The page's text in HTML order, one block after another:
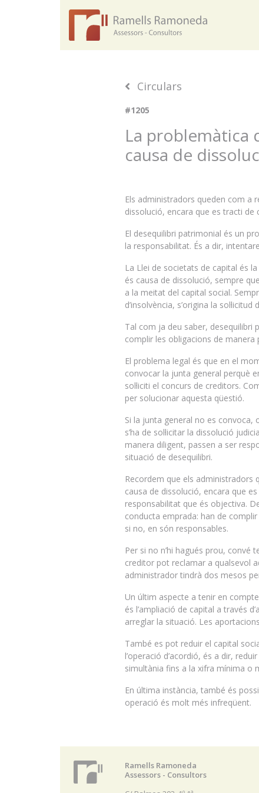
Circulars
#1205
La problemàtica
causa de
Els administradors queden com a
dissolució, encara que es tracti de
El desequilibri patrimonial és un
la responsabilitat. És a dir,
La Llei de societats de capital és
és causa de dissolució, sempre
a la meitat del capital social.
d’insolvència, s’origina la
Tal com ja deu saber, desequilibri
complir les obligacions de manera
El problema legal és que en el
convocar la junta general perquè
sol·liciti el concurs de creditors.
per solucionar aquesta qüestió.
Si la junta general no es convoca,
s’ha de sol·licitar la dissolució
manera diligent, passen a ser
situació de desequilibri.
Recordem que els
causa de dissolució, encara que
responsabilitat que és objectiva.
conducta emprada: han de
si no, en són responsables.
Per si no n’hi hagués prou, convé
creditor pot reclamar a qualsevol
administrador tindrà dos mesos
Un últim aspecte a tenir en
és l’ampliació de capital a través
arreglar la situació. Les
També es pot reduir el capital
l’operació d’acordió, és a dir,
simultània fins a la xifra mínima o
En última instància, també és
operació és molt més infreqüent.
Ramells Ramoneda
Assessors - Consultors